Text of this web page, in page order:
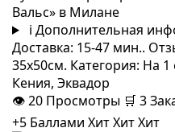
Вальс» в Милане
i Дополнительная
Доставка: 15-47 мин..
35x50см. Категория: На
Кения, Эквадор
👁20 Просмотры 🛒 3
+5 Баллами ХитХитХит